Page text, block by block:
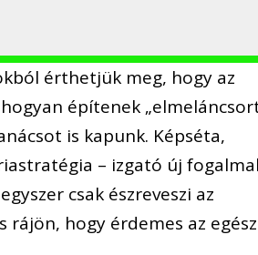
érthetjük meg, hogy az
építenek
is kapunk. Képséta,
– izgató új
csak észreveszi az
hogy érdemes az egész